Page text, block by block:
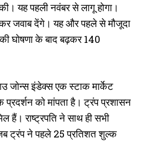
यह पहली नवंबर से लागू होगा।
जवाब देंगे। यह और पहले से मौजूदा
घाेषणा के बाद बढ़कर 140
जाेन्स इंडेक्स एक स्टाक मार्केट
काे मांपता है। ट्रंप प्रशासन
हैं। राष्ट्रपति ने साथ ही सभी
जब ट्रंप ने पहले 25 प्रतिशत शुल्क